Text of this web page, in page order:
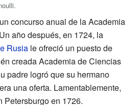
concurso anual de la Academia
año después, en 1724, la
Rusia le ofreció un puesto de
creada Academia de Ciencias
padre logró que su hermano
una oferta. Lamentablemente,
Petersburgo en 1726.